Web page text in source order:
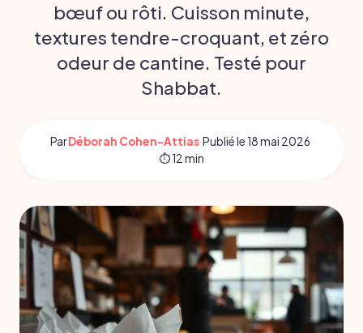
bœuf ou rôti. Cuisson minute,
textures tendre-croquant, et zéro
odeur de cantine. Testé pour
Shabbat.
ParDéborah Cohen-Attias·Publié le 18 mai 2026·
⏱ 12 min